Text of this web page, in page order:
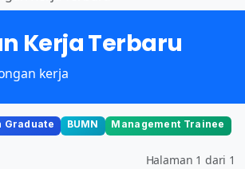
Kerja Terbaru
kerja
Graduate BUMN
Management Trainee
Halaman 1 dari 1